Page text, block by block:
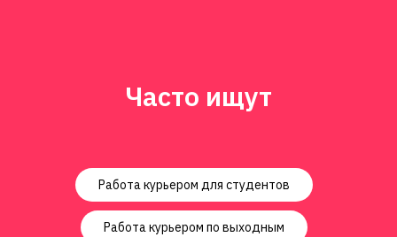
Часто ищут
Работа курьером для студентов
Работа курьером по выходным